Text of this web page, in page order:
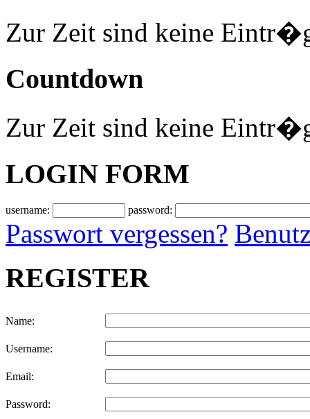
Zur Zeit sind keine
Countdown
Zur Zeit sind keine
LOGIN FORM
username: password:
Passwort vergessen?
REGISTER
Name:
Username:
Email:
Password: